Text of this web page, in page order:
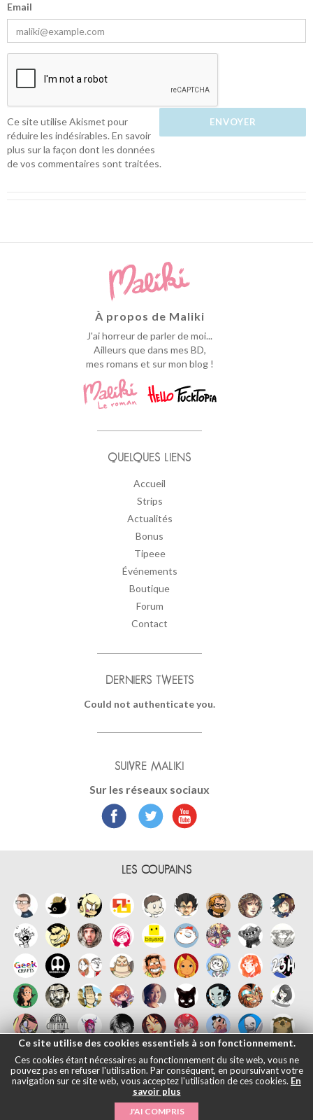
Email
Ce site utilise Akismet pour
réduire les indésirables.En savoir
plus sur la façon dont les données
de vos commentaires sont traitées.
À propos de Maliki
J'ai horreur de parler de moi...
Ailleurs que dans mes BD,
mes romans et sur mon blog !
QUELQUES LIENS
Accueil
Strips
Actualités
Bonus
Tipeee
Événements
Boutique
Forum
Contact
DERNIERS TWEETS
Could not authenticate you.
SUIVRE MALIKI
Sur les réseaux sociaux
LES COUPAINS
日本語|Mentions légales
2026
Ce site utilise des cookies essentiels à son fonctionnement.
Ces cookies étant nécessaires au fonctionnement du site web, vous ne
pouvez pas en refuser l'utilisation. Par conséquent, en poursuivant votre
navigation sur ce site web, vous acceptez l'utilisation de ces cookies. En
savoir plus
J'AI COMPRIS